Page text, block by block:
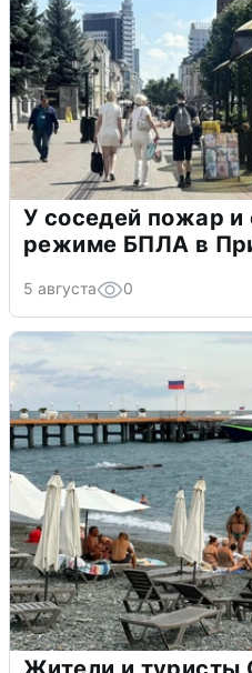
У соседей пожар и
режиме БПЛА в
5 августа 0